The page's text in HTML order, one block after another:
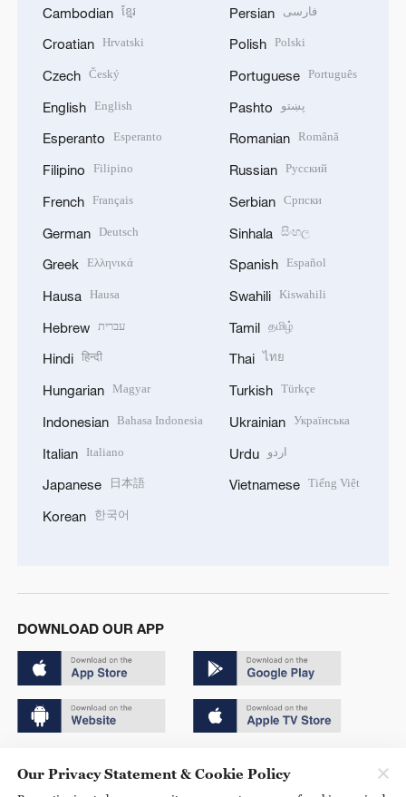
Cambodian ខ្មែរ
Croatian Hrvatski
Czech Český
English English
Esperanto Esperanto
Filipino Filipino
French Français
German Deutsch
Greek Ελληνικά
Hausa Hausa
Hebrew עברית
Hindi हिन्दी
Hungarian Magyar
Indonesian Bahasa Indonesia
Italian Italiano
Japanese 日本語
Korean 한국어
Persian فارسی
Polish Polski
Portuguese Português
Pashto پښتو
Romanian Română
Russian Русский
Serbian Српски
Sinhala සිංහල
Spanish Español
Swahili Kiswahili
Tamil தமிழ்
Thai ไทย
Turkish Türkçe
Ukrainian Українська
Urdu اردو
Vietnamese Tiếng Việt
DOWNLOAD OUR APP
京ICP备20000184号
Our Privacy Statement & Cookie Policy